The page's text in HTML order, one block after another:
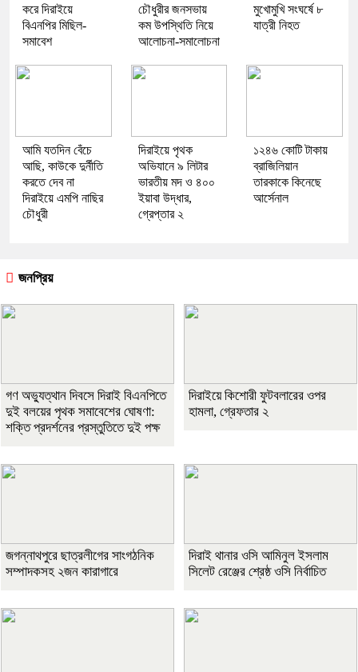
করে দিরাইয়ে
বিএনপির মিছিল-
সমাবেশ
চৌধুরীর জনসভায়
কম উপস্থিতি নিয়ে
আলোচনা-সমালোচনা
মুখোমুখি সংঘর্ষে ৮
যাত্রী নিহত
আমি যতদিন বেঁচে
আছি, কাউকে দুর্নীতি
করতে দেব না
দিরাইয়ে এমপি নাছির
চৌধুরী
দিরাইয়ে পৃথক
অভিযানে ৯ লিটার
ভারতীয় মদ ও ৪০০
ইয়াবা উদ্ধার,
গ্রেপ্তার ২
১২৪৬ কোটি টাকায়
ব্রাজিলিয়ান
তারকাকে কিনেছে
আর্সেনাল
জনপ্রিয়
গণ অভ্যুত্থান দিবসে দিরাই বিএনপিতে
দুই বলয়ের পৃথক সমাবেশের ঘোষণা:
শক্তি প্রদর্শনের প্রস্তুতিতে দুই পক্ষ
দিরাইয়ে কিশোরী ফুটবলারের ওপর
হামলা, গ্রেফতার ২
জগন্নাথপুরে ছাত্রলীগের সাংগঠনিক
সম্পাদকসহ ২জন কারাগারে
দিরাই থানার ওসি আমিনুল ইসলাম
সিলেট রেঞ্জের শ্রেষ্ঠ ওসি নির্বাচিত